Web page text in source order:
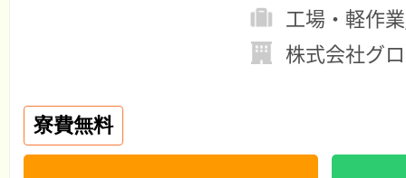
工場・軽作
株式会社グ
寮費無料